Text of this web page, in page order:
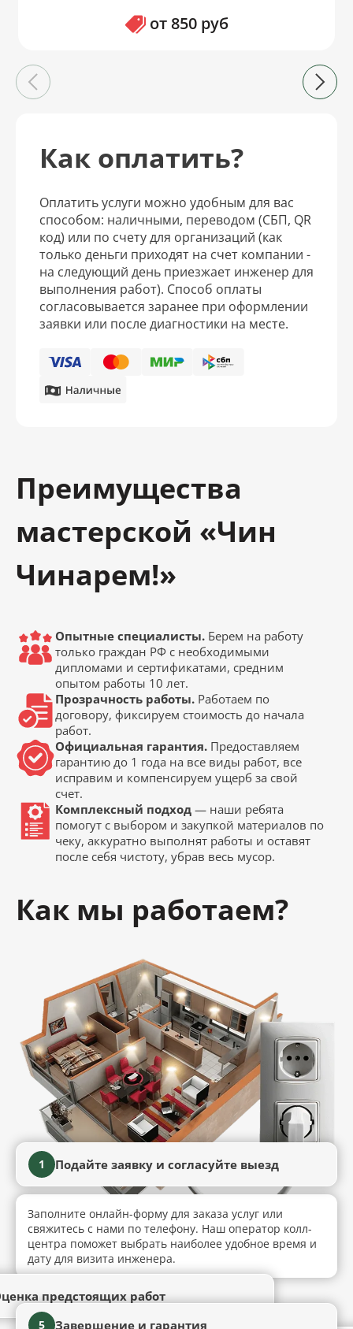
от 850 руб
Как оплатить?
Оплатить услуги можно удобным для вас
способом: наличными, переводом (СБП, QR
код) или по счету для организаций (как
только деньги приходят на счет компании -
на следующий день приезжает инженер для
выполнения работ). Способ оплаты
согласовывается заранее при оформлении
заявки или после диагностики на месте.
Преимущества
мастерской «Чин
Чинарем!»
Опытные специалисты. Берем на работу
только граждан РФ с необходимыми
дипломами и сертификатами, средним
опытом работы 10 лет.
Прозрачность работы. Работаем по
договору, фиксируем стоимость до начала
работ.
Официальная гарантия. Предоставляем
гарантию до 1 года на все виды работ, все
исправим и компенсируем ущерб за свой
счет.
Комплексный подход — наши ребята
помогут с выбором и закупкой материалов по
чеку, аккуратно выполнят работы и оставят
после себя чистоту, убрав весь мусор.
Как мы работаем?
1 Подайте заявку и согласуйте выезд
Заполните онлайн-форму для заказа услуг или
свяжитесь с нами по телефону. Наш оператор колл-
центра поможет выбрать наиболее удобное время и
дату для визита инженера.
предстоящих работ
5 Завершение и гарантия